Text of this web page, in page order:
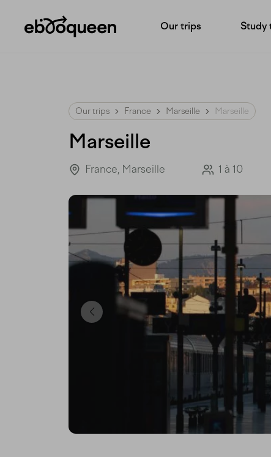
Our trips Study
Our trips France Marseille Marseille
Marseille
France, Marseille 1 à 10